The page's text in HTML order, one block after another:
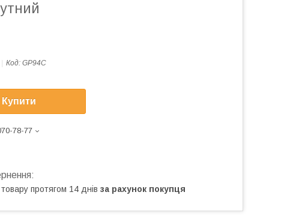
Код: GP94C
Купити
78-77
протягом 14 днів за рахунок покупця